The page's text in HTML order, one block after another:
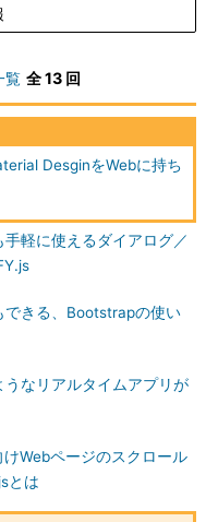
覧 全 13 回
DesginをWebに持ち
軽に使えるダイアログ／
できる、Bootstrapの使い
なリアルタイムアプリが
Webページのスクロール
とは